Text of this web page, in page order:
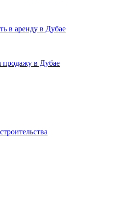
в аренду в Дубае
продажу в Дубае